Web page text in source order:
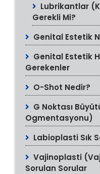
Lubrikantlar
Gerekli Mi?
Genital Estetik
Genital Estetik
Gerekenler
O-Shot Nedir?
G Noktası
Ogmentasyonu)
Labioplasti Sık
Vajinoplasti
Sorulan Sorular